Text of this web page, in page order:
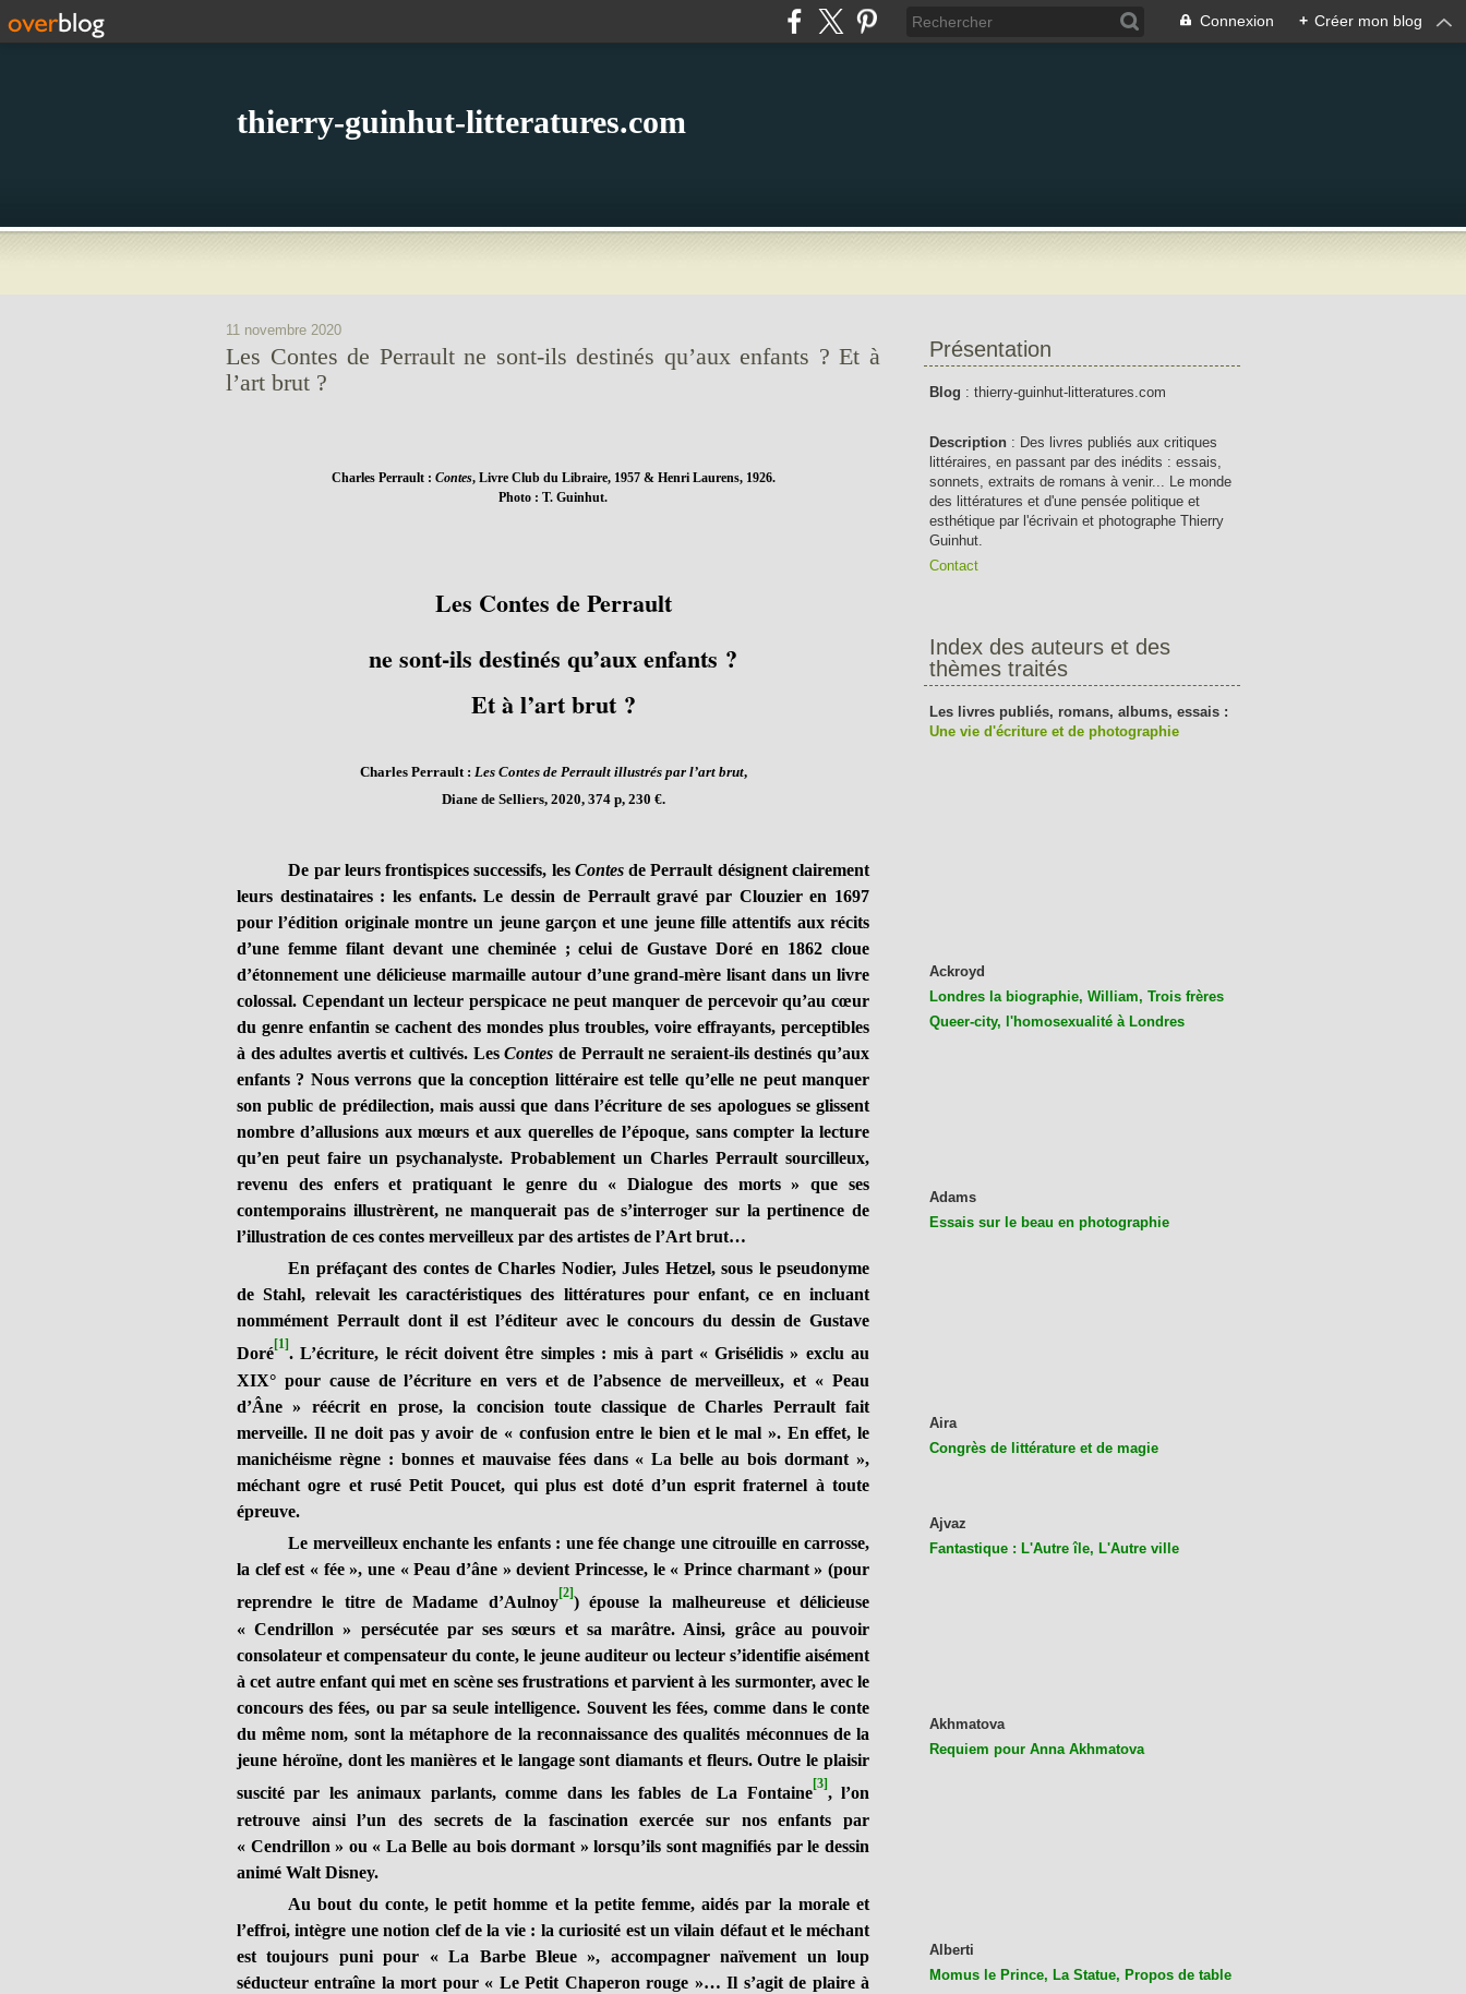
Connexion + Créer mon blog
thierry-guinhut-litteratures.com
11 novembre 2020
Les Contes de Perrault ne sont-ils destinés qu’aux enfants ? Et à
l’art brut ?
Charles Perrault : Contes, Livre Club du Libraire, 1957 & Henri Laurens, 1926.
Photo : T. Guinhut.
Les Contes de Perrault
ne sont-ils destinés qu’aux enfants ?
Et à l’art brut ?
Charles Perrault : Les Contes de Perrault illustrés par l’art brut,
Diane de Selliers, 2020, 374 p, 230 €.
De par leurs frontispices successifs, les Contesde Perrault désignent clairement
leurs destinataires : les enfants. Le dessin de Perrault gravé par Clouzier en 1697
pour l’édition originale montre un jeune garçon et une jeune fille attentifs aux récits
d’une femme filant devant une cheminée ; celui de Gustave Doré en 1862 cloue
d’étonnement une délicieuse marmaille autour d’une grand-mère lisant dans un livre
colossal. Cependant un lecteur perspicace ne peut manquer de percevoir qu’au cœur
du genre enfantin se cachent des mondes plus troubles, voire effrayants, perceptibles
à des adultes avertis et cultivés. LesContes de Perrault ne seraient-ils destinés qu’aux
enfants ? Nous verrons que la conception littéraire est telle qu’elle ne peut manquer
son public de prédilection, mais aussi que dans l’écriture de ses apologues se glissent
nombre d’allusions aux mœurs et aux querelles de l’époque, sans compter la lecture
qu’en peut faire un psychanalyste. Probablement un Charles Perrault sourcilleux,
revenu des enfers et pratiquant le genre du « Dialogue des morts » que ses
contemporains illustrèrent, ne manquerait pas de s’interroger sur la pertinence de
l’illustration de ces contes merveilleux par des artistes de l’Art brut…
En préfaçant des contes de Charles Nodier, Jules Hetzel, sous le pseudonyme
de Stahl, relevait les caractéristiques des littératures pour enfant, ce en incluant
nommément Perrault dont il est l’éditeur avec le concours du dessin de Gustave
Doré[1]. L’écriture, le récit doivent être simples : mis à part « Grisélidis » exclu au
XIX° pour cause de l’écriture en vers et de l’absence de merveilleux, et « Peau
d’Âne » réécrit en prose, la concision toute classique de Charles Perrault fait
merveille. Il ne doit pas y avoir de « confusion entre le bien et le mal ». En effet, le
manichéisme règne : bonnes et mauvaise fées dans « La belle au bois dormant »,
méchant ogre et rusé Petit Poucet, qui plus est doté d’un esprit fraternel à toute
épreuve.
Le merveilleux enchante les enfants : une fée change une citrouille en carrosse,
la clef est « fée », une « Peau d’âne » devient Princesse, le « Prince charmant » (pour
reprendre le titre de Madame d’Aulnoy[2]) épouse la malheureuse et délicieuse
« Cendrillon » persécutée par ses sœurs et sa marâtre. Ainsi, grâce au pouvoir
consolateur et compensateur du conte, le jeune auditeur ou lecteur s’identifie aisément
à cet autre enfant qui met en scène ses frustrations et parvient à les surmonter, avec le
concours des fées, ou par sa seule intelligence. Souvent les fées, comme dans le conte
du même nom, sont la métaphore de la reconnaissance des qualités méconnues de la
jeune héroïne, dont les manières et le langage sont diamants et fleurs. Outre le plaisir
suscité par les animaux parlants, comme dans les fables de La Fontaine[3], l’on
retrouve ainsi l’un des secrets de la fascination exercée sur nos enfants par
« Cendrillon » ou « La Belle au bois dormant » lorsqu’ils sont magnifiés par le dessin
animé Walt Disney.
Au bout du conte, le petit homme et la petite femme, aidés par la morale et
l’effroi, intègre une notion clef de la vie : la curiosité est un vilain défaut et le méchant
est toujours puni pour « La Barbe Bleue », accompagner naïvement un loup
séducteur entraîne la mort pour « Le Petit Chaperon rouge »… Il s’agit de plaire à
Présentation
Blog : thierry-guinhut-litteratures.com
Description : Des livres publiés aux critiques
littéraires, en passant par des inédits : essais,
sonnets, extraits de romans à venir... Le monde
des littératures et d'une pensée politique et
esthétique par l'écrivain et photographe Thierry
Guinhut.
Contact
Index des auteurs et des
thèmes traités
Les livres publiés, romans, albums, essais :
Une vie d'écriture et de photographie
Ackroyd
Londres la biographie, William, Trois frères
Queer-city, l'homosexualité à Londres
Adams
Essais sur le beau en photographie
Aira
Congrès de littérature et de magie
Ajvaz
Fantastique : L'Autre île, L'Autre ville
Akhmatova
Requiem pour Anna Akhmatova
Alberti
Momus le Prince, La Statue, Propos de table